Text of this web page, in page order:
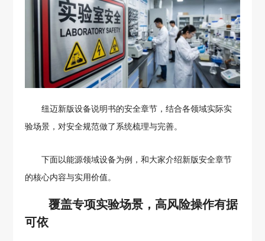
纽迈新版设备说明书的安全章节，结合各领域实际实
验场景，对安全规范做了系统梳理与完善。
下面以能源领域设备为例，和大家介绍新版安全章节
的核心内容与实用价值。
覆盖专项实验场景，高风险操作有据
可依